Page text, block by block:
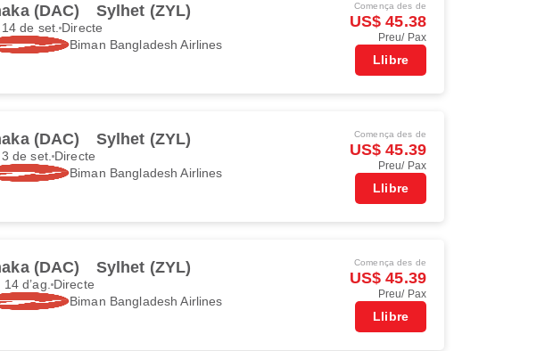
(DAC) Sylhet (ZYL)
de set. Directe
Biman Bangladesh Airlines
Comença des de
US$ 45.38
Preu/ Pax
Llibre
(DAC) Sylhet (ZYL)
de set. Directe
Biman Bangladesh Airlines
Comença des de
US$ 45.39
Preu/ Pax
Llibre
(DAC) Sylhet (ZYL)
d’ag. Directe
Biman Bangladesh Airlines
Comença des de
US$ 45.39
Preu/ Pax
Llibre